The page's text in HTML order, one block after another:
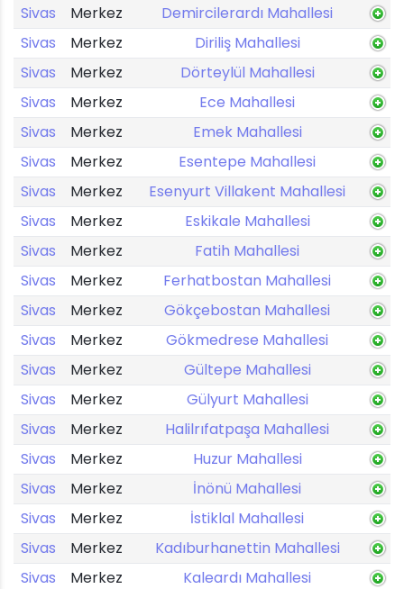
Sivas
Merkez
Demircilerardı Mahallesi
Sivas
Merkez
Diriliş Mahallesi
Sivas
Merkez
Dörteylül Mahallesi
Sivas
Merkez
Ece Mahallesi
Sivas
Merkez
Emek Mahallesi
Sivas
Merkez
Esentepe Mahallesi
Sivas
Merkez
Esenyurt Villakent Mahallesi
Sivas
Merkez
Eskikale Mahallesi
Sivas
Merkez
Fatih Mahallesi
Sivas
Merkez
Ferhatbostan Mahallesi
Sivas
Merkez
Gökçebostan Mahallesi
Sivas
Merkez
Gökmedrese Mahallesi
Sivas
Merkez
Gültepe Mahallesi
Sivas
Merkez
Gülyurt Mahallesi
Sivas
Merkez
Halilrıfatpaşa Mahallesi
Sivas
Merkez
Huzur Mahallesi
Sivas
Merkez
İnönü Mahallesi
Sivas
Merkez
İstiklal Mahallesi
Sivas
Merkez
Kadıburhanettin Mahallesi
Sivas
Merkez
Kaleardı Mahallesi